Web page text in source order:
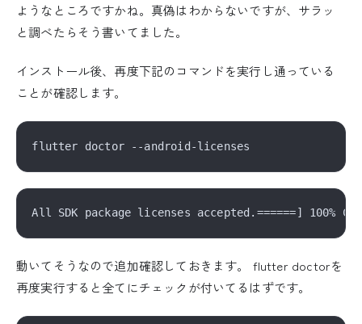
ようなところですかね。真偽はわからないですが、サラッ
と調べたらそう書いてました。
インストール後、再度下記のコマンドを実行し通っている
ことが確認します。
動いてそうなので追加確認しておきます。 flutter doctorを
再度実行すると全てにチェックが付いてるはずです。